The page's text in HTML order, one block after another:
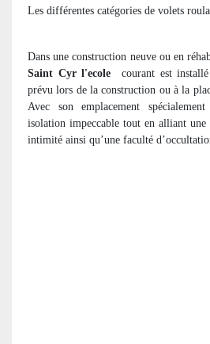
Les différentes catégories de volets
Dans une construction neuve ou en
Saint Cyr l'ecole
courant est
prévu lors de la construction ou à la
Avec son emplacement
isolation impeccable tout en alliant
intimité ainsi qu’une faculté